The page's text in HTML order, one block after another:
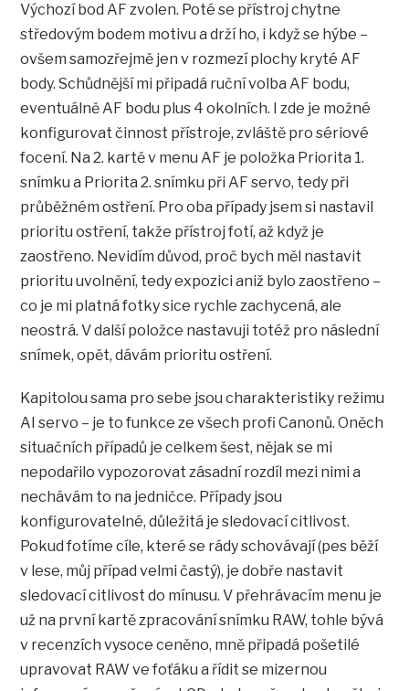
Výchozí bod AF zvolen. Poté se přístroj chytne
středovým bodem motivu a drží ho, i když se hýbe –
ovšem samozřejmě jen v rozmezí plochy kryté AF
body. Schůdnější mi připadá ruční volba AF bodu,
eventuálně AF bodu plus 4 okolních. I zde je možné
konfigurovat činnost přístroje, zvláště pro sériové
focení. Na 2. kartě v menu AF je položka Priorita 1.
snímku a Priorita 2. snímku při AF servo, tedy při
průběžném ostření. Pro oba případy jsem si nastavil
prioritu ostření, takže přístroj fotí, až když je
zaostřeno. Nevidím důvod, proč bych měl nastavit
prioritu uvolnění, tedy expozici aniž bylo zaostřeno –
co je mi platná fotky sice rychle zachycená, ale
neostrá. V další položce nastavuji totéž pro následní
snímek, opět, dávám prioritu ostření.
Kapitolou sama pro sebe jsou charakteristiky režimu
AI servo – je to funkce ze všech profi Canonů. Oněch
situačních případů je celkem šest, nějak se mi
nepodařilo vypozorovat zásadní rozdíl mezi nimi a
nechávám to na jedničce. Případy jsou
konfigurovatelné, důležitá je sledovací citlivost.
Pokud fotíme cíle, které se rády schovávají (pes běží
v lese, můj případ velmi častý), je dobře nastavit
sledovací citlivost do mínusu. V přehrávacím menu je
už na první kartě zpracování snímku RAW, tohle bývá
v recenzích vysoce ceněno, mně připadá pošetilé
upravovat RAW ve foťáku a řídit se mizernou